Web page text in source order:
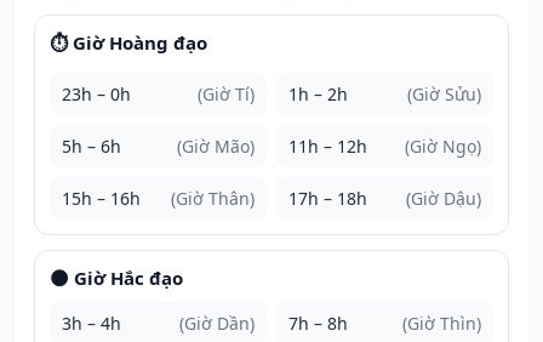
⏱️ Giờ Hoàng đạo
23h – 0h (Giờ Tí) 1h – 2h (Giờ Sửu)
5h – 6h (Giờ Mão) 11h – 12h (Giờ Ngọ)
15h – 16h (Giờ Thân) 17h – 18h (Giờ Dậu)
🌑 Giờ Hắc đạo
3h – 4h (Giờ Dần) 7h – 8h (Giờ Thìn)